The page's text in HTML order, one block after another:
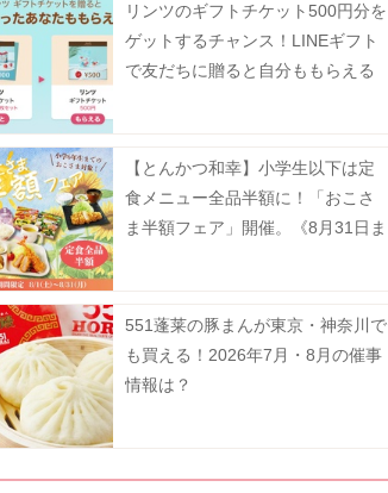
リンツのギフトチケット500円分を
ゲットするチャンス！LINEギフト
で友だちに贈ると自分ももらえる
【とんかつ和幸】小学生以下は定
食メニュー全品半額に！「おこさ
ま半額フェア」開催。《8月31日ま
551蓬莱の豚まんが東京・神奈川で
も買える！2026年7月・8月の催事
情報は？